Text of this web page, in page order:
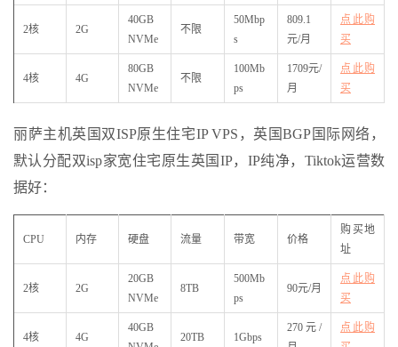
2核 2G
40GB
NVMe
不限
50Mbp
s
809.1
元/月
点此购
买
4核 4G
80GB
NVMe
不限
100Mb
ps
1709元/
月
点此购
买
丽萨主机英国双ISP原生住宅IP VPS，英国BGP国际网络，
默认分配双isp家宽住宅原生英国IP，IP纯净，Tiktok运营数
据好：
CPU 内存 硬盘 流量 带宽 价格
购买地
址
2核 2G
20GB
NVMe
8TB
500Mb
ps
90元/月
点此购
买
4核 4G
40GB
20TB 1Gbps
270元/
点此购